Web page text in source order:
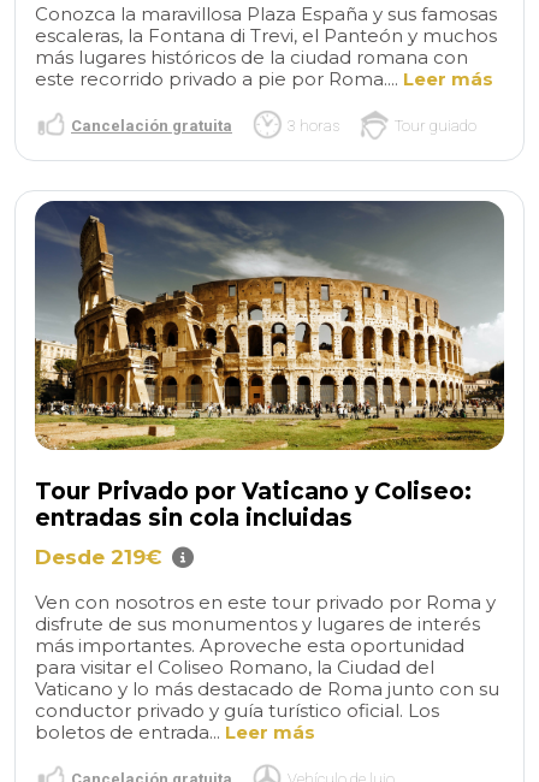
Conozca la maravillosa Plaza España y sus famosas
escaleras, la Fontana di Trevi, el Panteón y muchos
más lugares históricos de la ciudad romana con
este recorrido privado a pie por Roma.... Leer más
Cancelación gratuita 3 horas Tour guiado
Tour Privado por Vaticano y Coliseo:
entradas sin cola incluidas
Desde 219€
Ven con nosotros en este tour privado por Roma y
disfrute de sus monumentos y lugares de interés
más importantes. Aproveche esta oportunidad
para visitar el Coliseo Romano, la Ciudad del
Vaticano y lo más destacado de Roma junto con su
conductor privado y guía turístico oficial. Los
boletos de entrada... Leer más
Cancelación gratuita Vehículo de lujo